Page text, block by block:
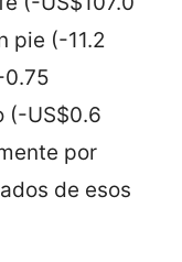
pie (-11.2
0.75
(-US$0.6
por
de esos